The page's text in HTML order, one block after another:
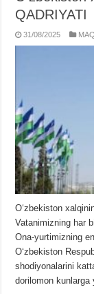
QADRIYATI
31/08/2025
Oʻzbekiston
Vatanimizning har
Ona-yurtimizning
Oʻzbekiston
shodiyonalarini
dorilomon